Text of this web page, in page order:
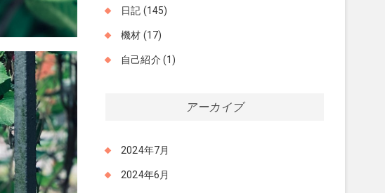
日記 (145)
機材 (17)
自己紹介 (1)
アーカイブ
2024年7月
2024年6月